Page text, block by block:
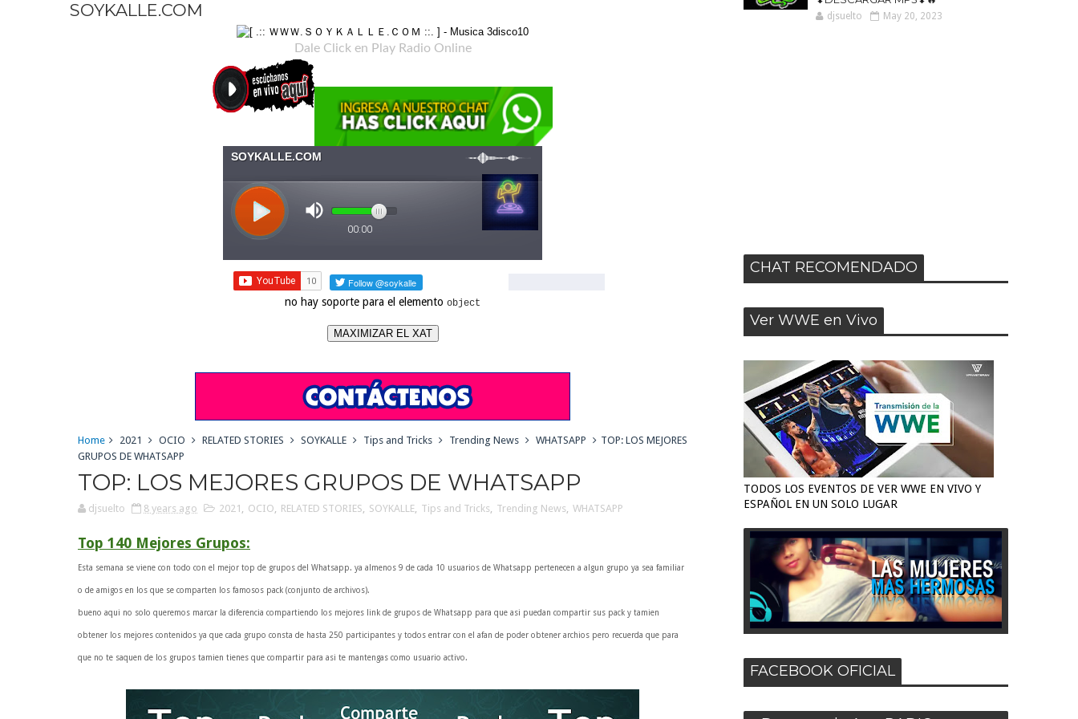
SOYKALLE.COM
Dale Click en Play Radio Online
no hay soporte para el elemento object
MAXIMIZAR EL XAT
Home 2021 OCIO RELATED STORIES SOYKALLE Tips and Tricks Trending News WHATSAPP
TOP: LOS MEJORES
GRUPOS DE WHATSAPP
TOP: LOS MEJORES GRUPOS DE WHATSAPP
djsuelto 8 years ago 2021 OCIO RELATED STORIES SOYKALLE Tips and Tricks Trending News WHATSAPP
Top 140 Mejores Grupos:
Esta semana se viene con todo con el mejor top de grupos del Whatsapp. ya almenos 9 de cada 10 usuarios de Whatsapp pertenecen a algun grupo ya sea familiar
o de amigos en los que se comparten los famosos pack (conjunto de archivos).
bueno aqui no solo queremos marcar la diferencia compartiendo los mejores link de grupos de Whatsapp para que asi puedan compartir sus pack y tamien
obtener los mejores contenidos ya que cada grupo consta de hasta 250 participantes y todos entrar con el afan de poder obtener archios pero recuerda que para
que no te saquen de los grupos tamien tienes que compartir para asi te mantengas como usuario activo.
djsuelto May 20, 2023
CHAT RECOMENDADO
Ver WWE en Vivo
TODOS LOS EVENTOS DE VER WWE EN VIVO Y
ESPAÑOL EN UN SOLO LUGAR
FACEBOOK OFICIAL